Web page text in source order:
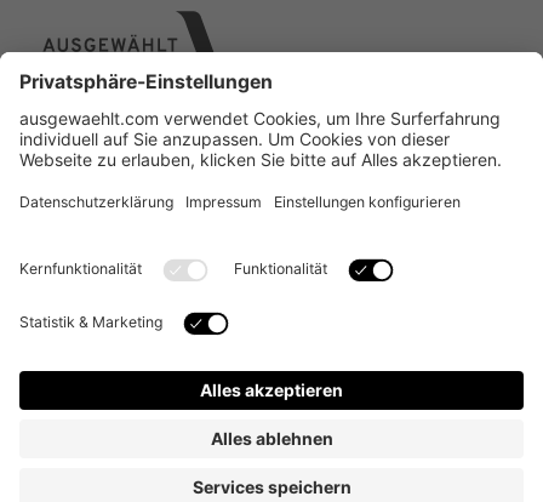
Über uns
Geschäftsführerin: Tanja Hammerl